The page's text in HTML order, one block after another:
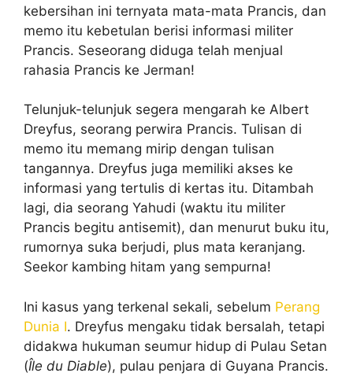
kebersihan ini ternyata mata-mata Prancis, dan
memo itu kebetulan berisi informasi militer
Prancis. Seseorang diduga telah menjual
rahasia Prancis ke Jerman!
Telunjuk-telunjuk segera mengarah ke Albert
Dreyfus, seorang perwira Prancis. Tulisan di
memo itu memang mirip dengan tulisan
tangannya. Dreyfus juga memiliki akses ke
informasi yang tertulis di kertas itu. Ditambah
lagi, dia seorang Yahudi (waktu itu militer
Prancis begitu antisemit), dan menurut buku itu,
rumornya suka berjudi, plus mata keranjang.
Seekor kambing hitam yang sempurna!
Ini kasus yang terkenal sekali, sebelum Perang
Dunia I. Dreyfus mengaku tidak bersalah, tetapi
didakwa hukuman seumur hidup di Pulau Setan
(Île du Diable), pulau penjara di Guyana Prancis.